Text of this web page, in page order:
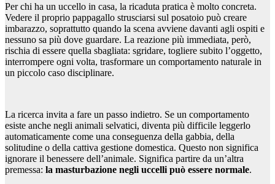
Per chi ha un uccello in casa, la ricaduta pratica è molto concreta.
Vedere il proprio pappagallo strusciarsi sul posatoio può creare
imbarazzo, soprattutto quando la scena avviene davanti agli ospiti e
nessuno sa più dove guardare. La reazione più immediata, però,
rischia di essere quella sbagliata: sgridare, togliere subito l’oggetto,
interrompere ogni volta, trasformare un comportamento naturale in
un piccolo caso disciplinare.
La ricerca invita a fare un passo indietro. Se un comportamento
esiste anche negli animali selvatici, diventa più difficile leggerlo
automaticamente come una conseguenza della gabbia, della
solitudine o della cattiva gestione domestica. Questo non significa
ignorare il benessere dell’animale. Significa partire da un’altra
premessa: la masturbazione negli uccelli può essere normale.